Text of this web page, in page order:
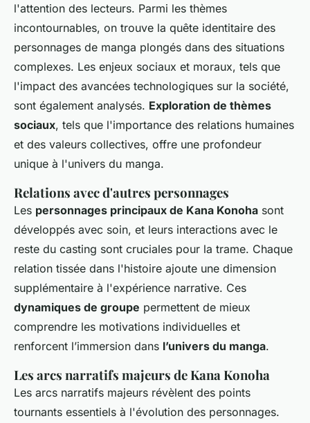
l'attention des lecteurs. Parmi les thèmes
incontournables, on trouve la quête identitaire des
personnages de manga plongés dans des situations
complexes. Les enjeux sociaux et moraux, tels que
l'impact des avancées technologiques sur la société,
sont également analysés. Exploration de thèmes
sociaux, tels que l'importance des relations humaines
et des valeurs collectives, offre une profondeur
unique à l'univers du manga.
Relations avec d'autres personnages
Les personnages principaux de Kana Konoha sont
développés avec soin, et leurs interactions avec le
reste du casting sont cruciales pour la trame. Chaque
relation tissée dans l'histoire ajoute une dimension
supplémentaire à l'expérience narrative. Ces
dynamiques de groupe permettent de mieux
comprendre les motivations individuelles et
renforcent l’immersion dans l’univers du manga.
Les arcs narratifs majeurs de Kana Konoha
Les arcs narratifs majeurs révèlent des points
tournants essentiels à l'évolution des personnages.